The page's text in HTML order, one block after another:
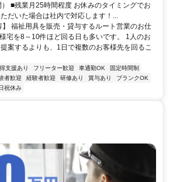
■残業月25時間程度 お休みのタイミングでお
だいた場合は社内で対応します！...
福祉用具を販売・貸与するルート営業のお仕
宅を8～10件ほど回る日も多いです。 1人のお
案するよりも、1日で複数のお客様先を回るこ
支援あり フリーター歓迎 車通勤OK
固定時間制
者歓迎 経験者歓迎 研修あり 賞与あり
ブランクOK
祝休み